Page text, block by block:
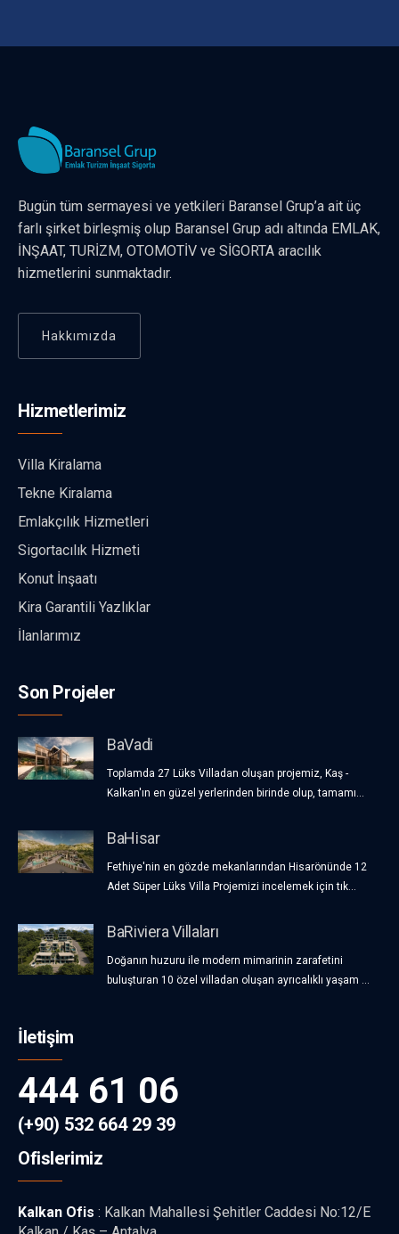
Bugün tüm sermayesi ve yetkileri Baransel Grup’a ait üç
farlı şirket birleşmiş olup Baransel Grup adı altında EMLAK,
İNŞAAT, TURİZM, OTOMOTİV ve SİGORTA aracılık
hizmetlerini sunmaktadır.
Hakkımızda
Hizmetlerimiz
Villa Kiralama
Tekne Kiralama
Emlakçılık Hizmetleri
Sigortacılık Hizmeti
Konut İnşaatı
Kira Garantili Yazlıklar
İlanlarımız
Son Projeler
BaVadi
Toplamda 27 Lüks Villadan oluşan projemiz, Kaş -
Kalkan'ın en güzel yerlerinden birinde olup, tamamı...
BaHisar
Fethiye'nin en gözde mekanlarından Hisarönünde 12
Adet Süper Lüks Villa Projemizi incelemek için tık...
BaRiviera Villaları
Doğanın huzuru ile modern mimarinin zarafetini
buluşturan 10 özel villadan oluşan ayrıcalıklı yaşam ...
İletişim
444 61 06
(+90) 532 664 29 39
Ofislerimiz
Kalkan Ofis : Kalkan Mahallesi Şehitler Caddesi No:12/E